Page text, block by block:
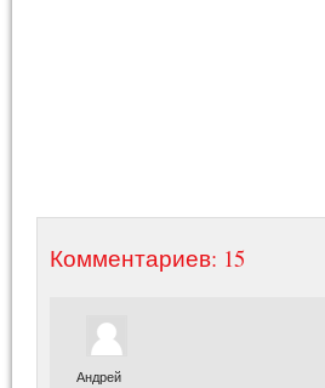
Комментариев: 15
Андрей